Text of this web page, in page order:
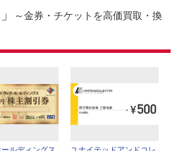
～金券・チケットを高価買取・換